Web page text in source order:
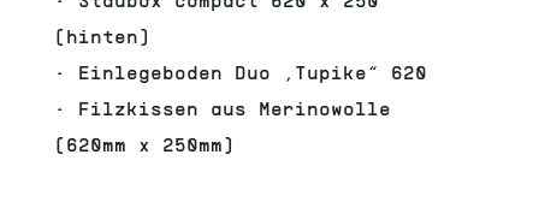
(hinten)
•
Einlegeboden Duo „Tupike“ 620
•
Filzkissen aus Merinowolle
(620mm x 250mm)